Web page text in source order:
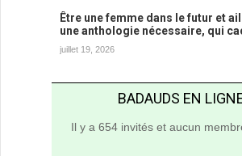
Être une femme dans le futur et
une anthologie nécessaire, qui
juillet 19, 2026
BADAUDS EN
Il y a 654 invités et aucun